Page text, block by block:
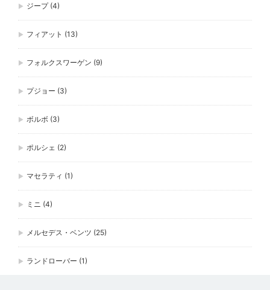
ジープ(4)
フィアット (13)
フォルクスワーゲン (9)
プジョー (3)
ボルボ (3)
ポルシェ (2)
マセラティ (1)
ミニ (4)
メルセデス・ベンツ (25)
ランドローバー (1)